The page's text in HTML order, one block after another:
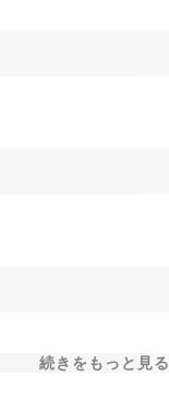
続きをもっと見る